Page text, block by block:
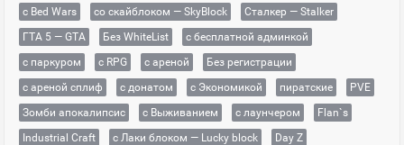
с Bed Wars
со скайблоком — SkyBlock
Сталкер — Stalker
ГТА 5 — GTA
Без WhiteList
с бесплатной админкой
с паркуром
с RPG с ареной
Без регистрации
с ареной сплиф
с донатом с Экономикой пиратские
PVE
Зомби апокалипсис
с Выживанием с лаунчером
Flan`s
Industrial Craft
с Лаки блоком — Lucky block
Day Z